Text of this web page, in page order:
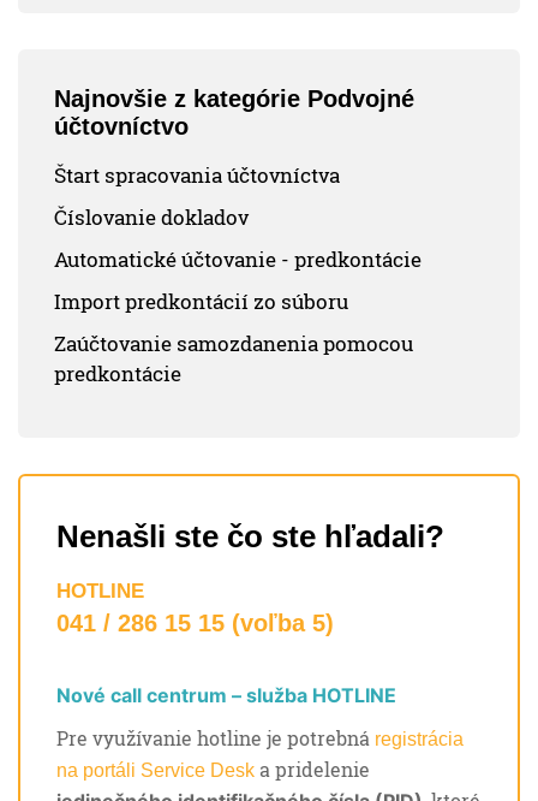
Najnovšie z kategórie Podvojné
účtovníctvo
Štart spracovania účtovníctva
Číslovanie dokladov
Automatické účtovanie - predkontácie
Import predkontácií zo súboru
Zaúčtovanie samozdanenia pomocou
predkontácie
Nenašli ste čo ste hľadali?
HOTLINE
041 / 286 15 15 (voľba 5)
Nové call centrum – služba HOTLINE
Pre využívanie hotline je potrebná registrácia
na portáli Service Desk a pridelenie